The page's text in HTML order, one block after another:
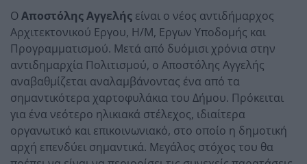
ΟΑποστόλης Αγγελής είναι ο νέος αντιδήμαρχος
Αρχιτεκτονικού Εργου, Η/Μ, Εργων Υποδομής και
Προγραμματισμού. Μετά από δυόμισι χρόνια στην
αντιδημαρχία Πολιτισμού, ο Αποστόλης Αγγελής
αναβαθμίζεται αναλαμβάνοντας ένα από τα
σημαντικότερα χαρτοφυλάκια του Δήμου. Πρόκειται
για ένα νεότερο ηλικιακά στέλεχος, ιδιαίτερα
οργανωτικό και επικοινωνιακό, στο οποίο η δημοτική
αρχή επενδύει σημαντικά. Μεγάλος στόχος του θα